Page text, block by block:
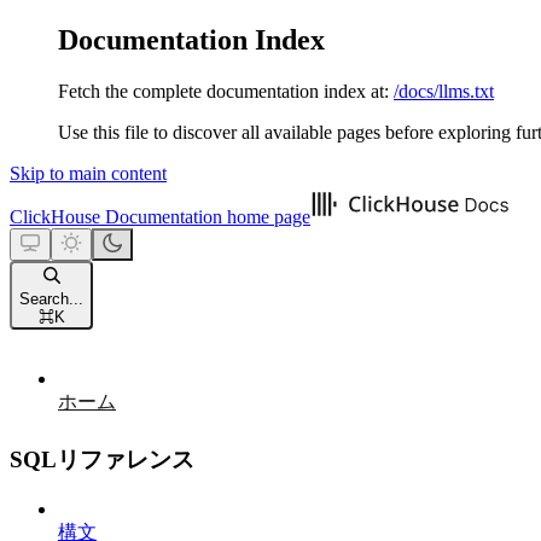
Documentation Index
Fetch the complete documentation index at: /docs/llms.txt
Use this file to discover all available pages before exploring
Skip to main content
ClickHouse Documentation home page
Search...
⌘K
ホーム
SQLリファレンス
構文